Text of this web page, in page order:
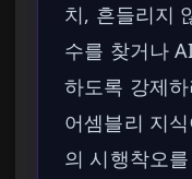
치, 흔들리지
수를 찾거나
하도록 강제
어셈블리 지
의 시행착오